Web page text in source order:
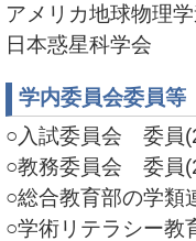
アメリカ地球物理
日本惑星科学会
学内委員会委員等
○入試委員会 委員
○教務委員会 委員
○総合教育部の学
○学術リテラシー